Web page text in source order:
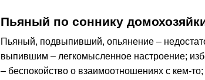
Пьяный по соннику
Пьяный, подвыпивший, опьянение –
выпившим – легкомысленное настроение;
– беспокойство о взаимоотношениях с кем-